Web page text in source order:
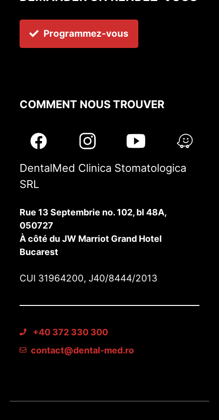
Programmez-vous
COMMENT NOUS TROUVER
DentalMed Clinica Stomatologica
SRL
Rue 13 Septembrie no. 102, bl 48A,
050727
À côté du JW Marriot Grand Hotel
Bucarest
CUI 31964200, J40/8444/2013
+40 372 330 300
contact@dental-med.ro